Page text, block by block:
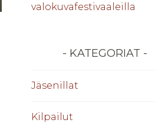
valokuvafestivaaleilla
KATEGORIAT
Jäsenillat
Kilpailut